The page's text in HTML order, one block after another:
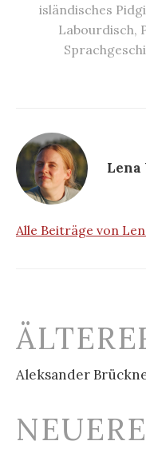
isländisches
Labourdisch,
Alle Beiträge von
Beitrags-
Aleksander